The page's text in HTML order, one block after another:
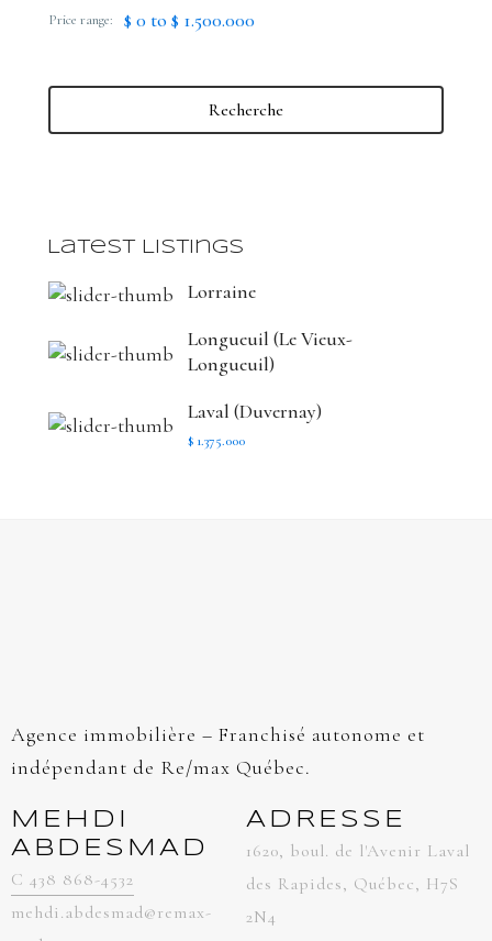
Price range: $ 0 to $ 1.500.000
Recherche
Latest Listings
Lorraine
Longueuil (Le Vieux-
Longueuil)
Laval (Duvernay)
$ 1.375.000
Agence immobilière – Franchisé autonome et
indépendant de Re/max Québec.
MEHDI
ABDESMAD
C 438 868-4532
mehdi.abdesmad@remax-
ADRESSE
1620, boul. de l'Avenir Laval
des Rapides, Québec, H7S
2N4